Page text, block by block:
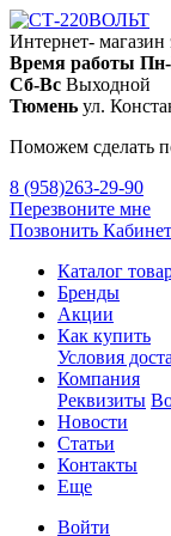
Интернет- магазин
Время работы
Сб-Вс Выходной
Тюмень ул.
Поможем сделать
8 (958)263-29-90
Перезвоните мне
Позвонить Кабинет
Каталог
Бренды
Акции
Как купить
Условия
Компания
Реквизиты
Новости
Статьи
Контакты
Еще
Войти